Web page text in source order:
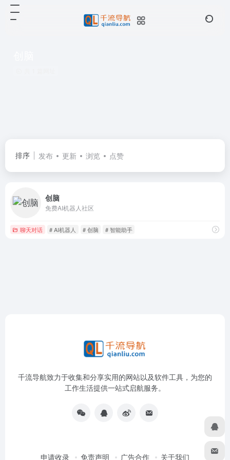
排序 发布 更新 浏览 点赞
创脑
免费AI机器人社区
聊天对话 # AI机器人 # 创脑 # 智能助手
千流导航致力于收集和分享实用的网站以及软件工具，为您的
工作生活提供一站式启航服务。
申请收录 免责声明 广告合作 关于我们